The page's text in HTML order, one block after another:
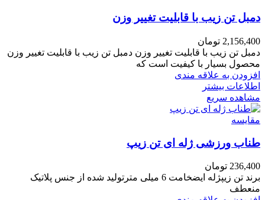
دمبل تن زیب با قابلیت تغییر وزن
2,156,400 تومان
دمبل تن زیب با قابلیت تغییر وزن دمبل تن زیب با قابلیت تغییر وزن
محصول بسیار با کیفیت است که
افزودن به علاقه مندی
اطلاعات بیشتر
مشاهده سریع
مقایسه
طناب ورزشی ژله ای تن زیپ
236,400 تومان
برند تن زیپژله ایضخامت 6 میلی مترتولید شده از جنس پلاتیک
منعطف